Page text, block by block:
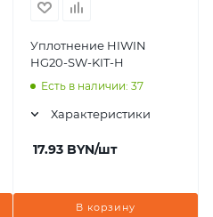
Уплотнение HIWIN
HG20-SW-KIT-H
Есть в наличии: 37
Характеристики
17.93 BYN/шт
В корзину